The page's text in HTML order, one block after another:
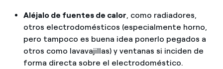
Aléjalo de fuentes de calor , como radiadores,
otros electrodomésticos (especialmente horno,
pero tampoco es buena idea ponerlo pegados a
otros como lavavajillas) y ventanas si inciden de
forma directa sobre el electrodoméstico.